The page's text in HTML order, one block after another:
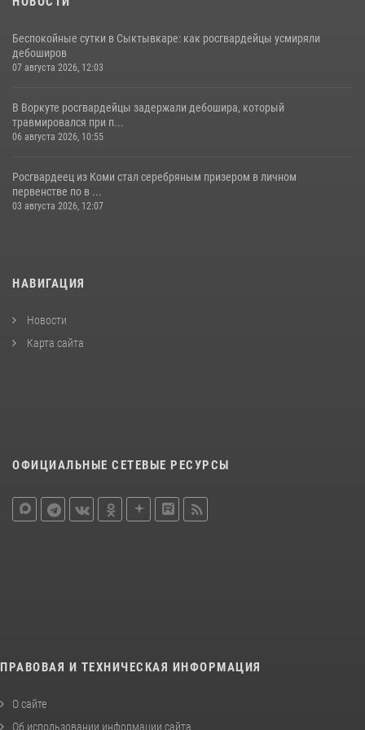
Беспокойные сутки в Сыктывкаре: как росгвардейцы усмиряли
дебоширов
07 августа 2026, 12:03
В Воркуте росгвардейцы задержали дебошира, который
травмировался при п...
06 августа 2026, 10:55
Росгвардеец из Коми стал серебряным призером в личном
первенстве по в ...
03 августа 2026, 12:07
НАВИГАЦИЯ
Новости
Карта сайта
ОФИЦИАЛЬНЫЕ СЕТЕВЫЕ РЕСУРСЫ
ПРАВОВАЯ И ТЕХНИЧЕСКАЯ ИНФОРМАЦИЯ
О сайте
Об использовании информации сайта